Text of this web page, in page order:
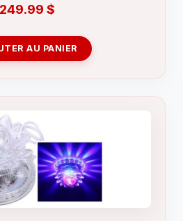
249.99 $
AU PANIER